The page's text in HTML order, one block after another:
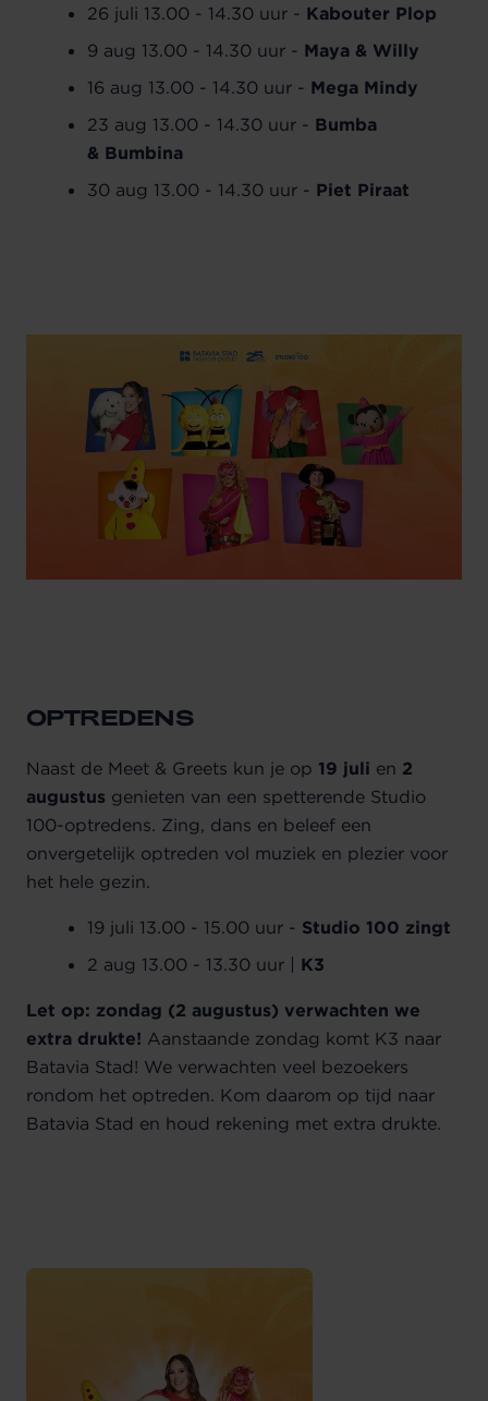
26 juli 13.00 - 14.30 uur - Kabouter Plop
9 aug 13.00 - 14.30 uur - Maya & Willy
16 aug 13.00 - 14.30 uur - Mega Mindy
23 aug 13.00 - 14.30 uur - Bumba
& Bumbina
30 aug 13.00 - 14.30 uur - Piet Piraat
OPTREDENS
Naast de Meet & Greets kun je op 19 juli en 2
augustus genieten van een spetterende Studio
100-optredens. Zing, dans en beleef een
onvergetelijk optreden vol muziek en plezier voor
het hele gezin.
19 juli 13.00 - 15.00 uur - Studio 100 zingt
2 aug 13.00 - 13.30 uur | K3
Let op: zondag (2 augustus) verwachten we
extra drukte! Aanstaande zondag komt K3 naar
Batavia Stad! We verwachten veel bezoekers
rondom het optreden. Kom daarom op tijd naar
Batavia Stad en houd rekening met extra drukte.